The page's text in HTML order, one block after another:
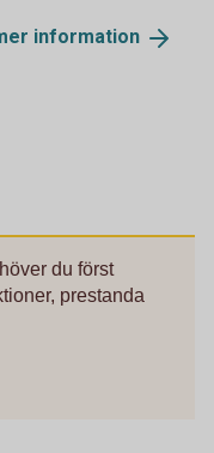
information
du först
prestanda